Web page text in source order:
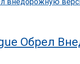
Обрел